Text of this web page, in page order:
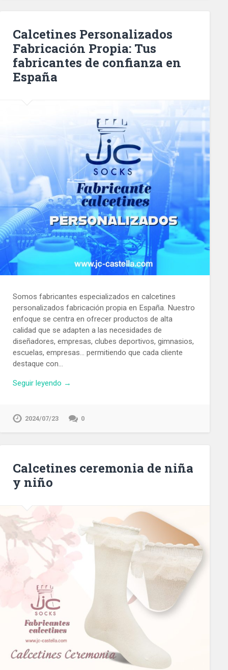
Calcetines Personalizados
Fabricación Propia: Tus
fabricantes de confianza en
España
Somos fabricantes especializados en calcetines
personalizados fabricación propia en España. Nuestro
enfoque se centra en ofrecer productos de alta
calidad que se adapten a las necesidades de
diseñadores, empresas, clubes deportivos, gimnasios,
escuelas, empresas… permitiendo que cada cliente
destaque con…
Seguir leyendo →
2024/07/23 0
Calcetines ceremonia de niña
y niño